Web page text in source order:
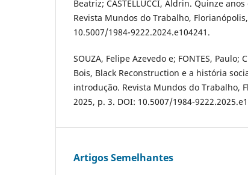
Beatriz; CASTELLUCCI, Aldrin. Quinze
Revista Mundos do Trabalho,
10.5007/1984-9222.2024.e104241.
SOUZA, Felipe Azevedo e; FONTES, Paulo;
Bois, Black Reconstruction e a história
introdução. Revista Mundos do Trabalho,
2025, p. 3. DOI: 10.5007/1984-
Artigos Semelhantes